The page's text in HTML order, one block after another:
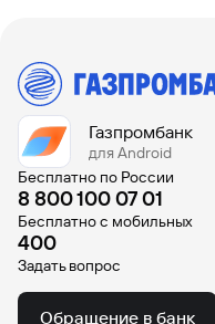
Газпромбанк
для Android
Бесплатно по России
8 800 100 07 01
Бесплатно с мобильных
400
Задать вопрос
Обращение в банк